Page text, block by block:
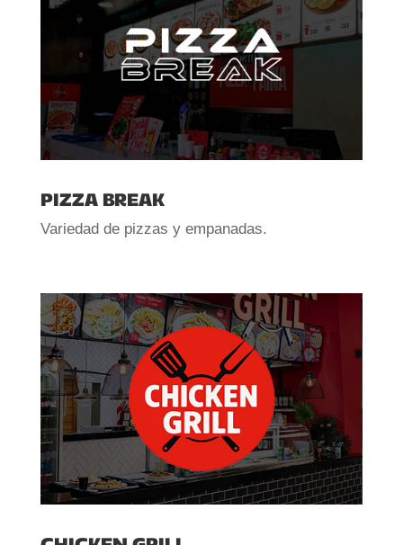
PIZZA BREAK
Variedad de pizzas y empanadas.